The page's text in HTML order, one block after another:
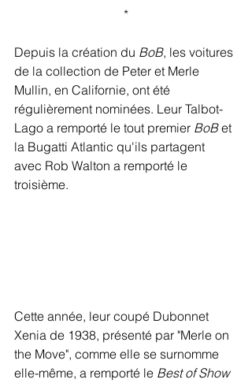
*
Depuis la création du BoB, les voitures
de la collection de Peter et Merle
Mullin, en Californie, ont été
régulièrement nominées. Leur Talbot-
Lago a remporté le tout premier BoB et
la Bugatti Atlantic qu'ils partagent
avec Rob Walton a remporté le
troisième.
Cette année, leur coupé Dubonnet
Xenia de 1938, présenté par "Merle on
the Move", comme elle se surnomme
elle-même, a remporté le Best of Show